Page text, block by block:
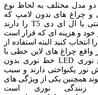
دو مدل مختلف به لحاظ نوع
چراغ های بدون لامپ که
امکان استفاده با لامپ های فلورسنتی یا ال ای دی T5 را دارند
خود و هزینه ای که قرار است
کنید البته استفاده از
چراغ های لاین خطی با
طراحی پیشرفته و مدرن و با منبع نوری LED خط نوری بدون
نور یکنواختی دارند و سبب
همچنین یکی از ویژگی های
زنندگی نوری است